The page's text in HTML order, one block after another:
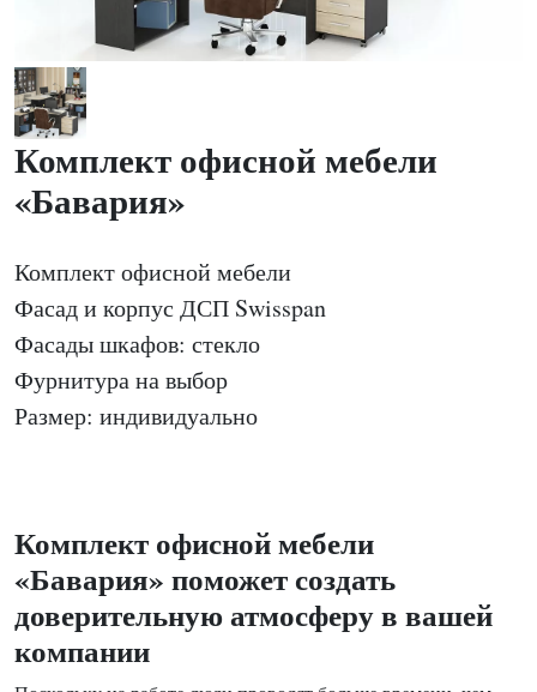
Комплект офисной мебели
«Бавария»
Комплект офисной мебели
Фасад и корпус ДСП Swisspan
Фасады шкафов: стекло
Фурнитура на выбор
Размер: индивидуально
Комплект офисной мебели
«Бавария» поможет создать
доверительную атмосферу в вашей
компании